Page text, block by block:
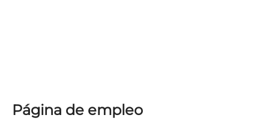
Página de empleo